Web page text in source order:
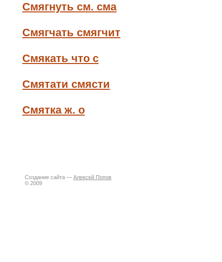
Смягнуть см. сма
Смягчать смягчит
Смякать что с
Смятати смясти
Смятка ж. о
Создание сайта — Алексей Попов
© 2009